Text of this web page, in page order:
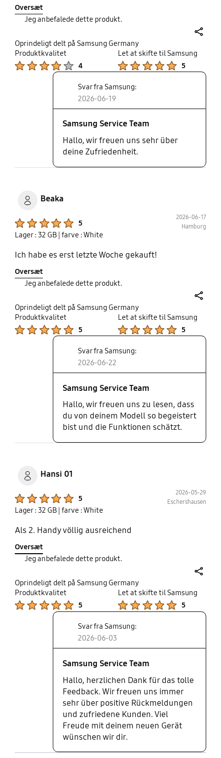
Oversæt
Jeg anbefalede dette produkt.
Oprindeligt delt på Samsung Germany
Produktkvalitet
4
Let at skifte til Samsung
5
Svar fra Samsung:
2026-06-19
Samsung Service Team
Hallo, wir freuen uns sehr über
deine Zufriedenheit.
Beaka
5
2026-06-17
Hamburg
Lager : 32 GB | farve : White
Ich habe es erst letzte Woche gekauft!
Oversæt
Jeg anbefalede dette produkt.
Oprindeligt delt på Samsung Germany
Produktkvalitet
5
Let at skifte til Samsung
5
Svar fra Samsung:
2026-06-22
Samsung Service Team
Hallo, wir freuen uns zu lesen, dass
du von deinem Modell so begeistert
bist und die Funktionen schätzt.
Hansi 01
5
2026-05-29
Eschershausen
Lager : 32 GB | farve : White
Als 2. Handy völlig ausreichend
Oversæt
Jeg anbefalede dette produkt.
Oprindeligt delt på Samsung Germany
Produktkvalitet
5
Let at skifte til Samsung
5
Svar fra Samsung:
2026-06-03
Samsung Service Team
Hallo, herzlichen Dank für das tolle
Feedback. Wir freuen uns immer
sehr über positive Rückmeldungen
und zufriedene Kunden. Viel
Freude mit deinem neuen Gerät
wünschen wir dir.